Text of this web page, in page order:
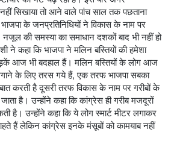
सिखाया तो आने वाले पांच साल तक पछताना
के जनप्रतिनिधियों ने विकास के नाम पर
की समस्या का समाधान दशकों बाद भी नहीं हो
ने कहा कि भाजपा ने मलिन बस्तियों की हमेशा
आज भी बदहाल हैं। मलिन बस्तियों के लोग आज
के लिए तरस गये हैं, एक तरफ भाजपा सबका
करती है दूसरी तरफ विकास के नाम पर गरीबों के
जाता है। उन्होंने कहा कि कांग्रेस ही गरीब मजदूरों
है। उन्होंने कहा कि ये लोग स्मार्ट मीटर लगाकर
हैं लेकिन कांग्रेस इनके मंसूबों को कामयाब नहीं